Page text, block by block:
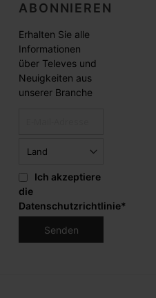
ABONNIEREN
Erhalten Sie alle
Informationen
über Televes und
Neuigkeiten aus
unserer Branche
Ich akzeptiere
die
Datenschutzrichtlinie*